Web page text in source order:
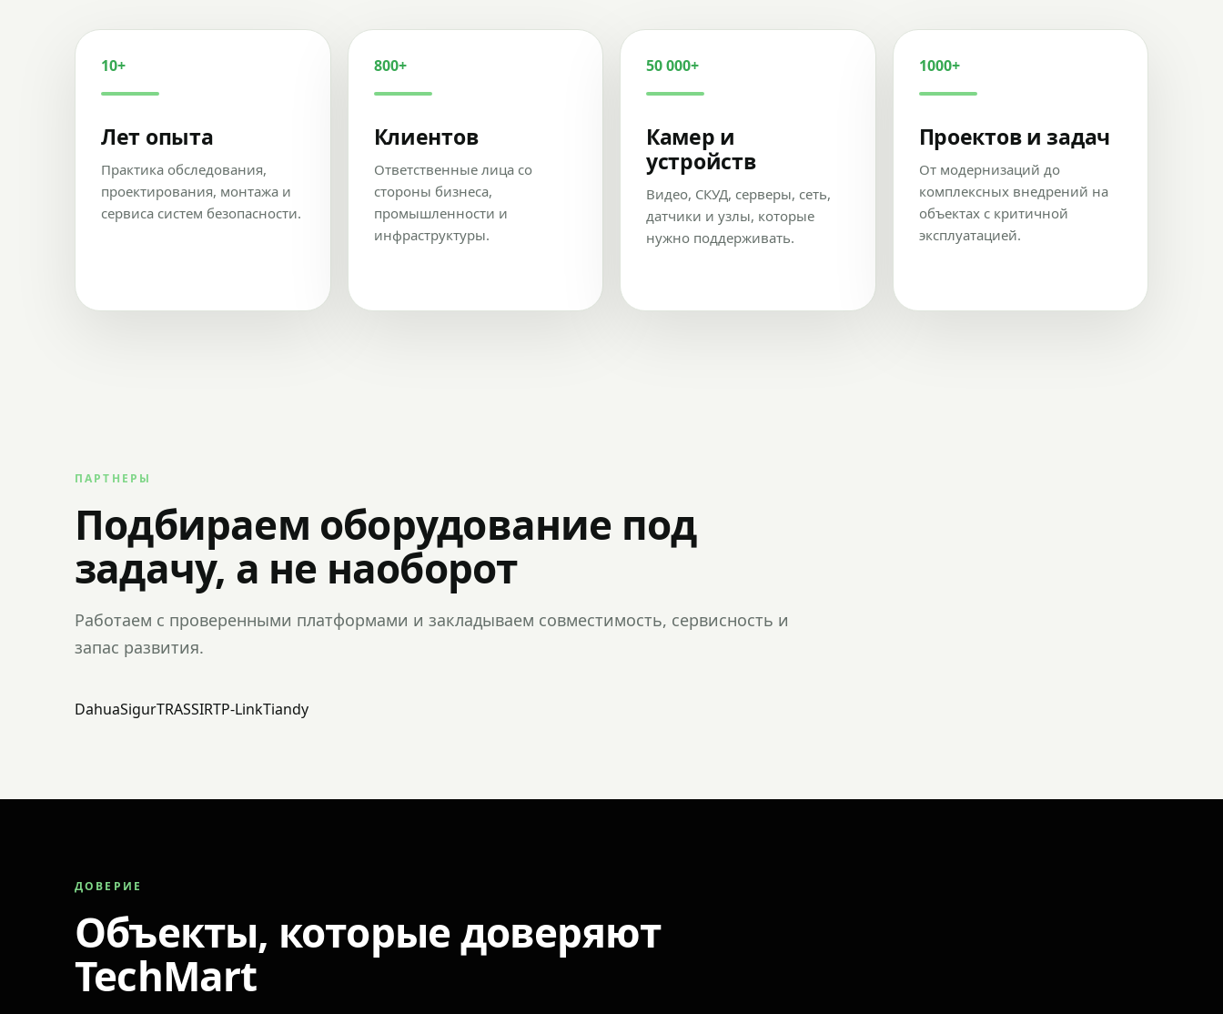
10+
Лет опыта
Практика обследования,
проектирования, монтажа и
сервиса систем безопасности.
800+
Клиентов
Ответственные лица со
стороны бизнеса,
промышленности и
инфраструктуры.
50 000+
Камер и
устройств
Видео, СКУД, серверы, сеть,
датчики и узлы, которые
нужно поддерживать.
1000+
Проектов и задач
От модернизаций до
комплексных внедрений на
объектах с критичной
эксплуатацией.
ПАРТНЕРЫ
Подбираем оборудование под
задачу, а не наоборот
Работаем с проверенными платформами и закладываем совместимость, сервисность и
запас развития.
DahuaSigurTRASSIRTP-LinkTiandy
ДОВЕРИЕ
Объекты, которые доверяют
TechMart